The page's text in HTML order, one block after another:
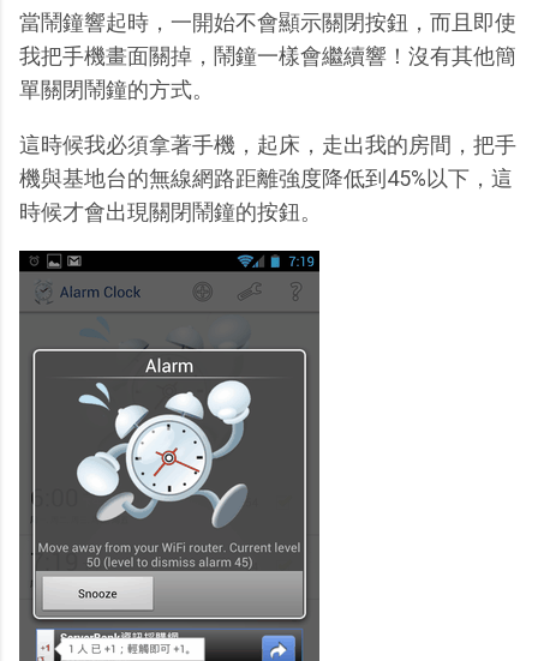
當鬧鐘響起時，一開始不會顯示關閉按鈕，而且即使
我把手機畫面關掉，鬧鐘一樣會繼續響！沒有其他簡
單關閉鬧鐘的方式。
這時候我必須拿著手機，起床，走出我的房間，把手
機與基地台的無線網路距離強度降低到45%以下，這
時候才會出現關閉鬧鐘的按鈕。